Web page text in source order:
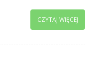
CZYTAJ WIĘCEJ